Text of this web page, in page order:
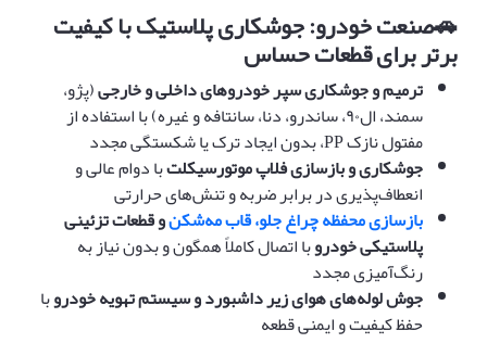
🚗صنعت خودرو: جوشکاری پلاستیک با کیفیت
برتر برای قطعات حساس
ترمیم و جوشکاری سپر خودروهای داخلی و خارجی(پژو،
سمند، ال۹۰، ساندرو، دنا، سانتافه و غیره) با استفاده از
مفتول نازک PP، بدون ایجاد ترک یا شکستگی مجدد
جوشکاری و بازسازی فلاپ موتورسیکلتبا دوام عالی و
انعطاف‌پذیری در برابر ضربه و تنش‌های حرارتی
بازسازی محفظه چراغ جلو، قاب مه‌شکنو قطعات تزئینی
پلاستیکی خودروبا اتصال کاملاً همگون و بدون نیاز به
رنگ‌آمیزی مجدد
جوش لوله‌های هوای زیر داشبورد و سیستم تهویه خودروبا
حفظ کیفیت و ایمنی قطعه